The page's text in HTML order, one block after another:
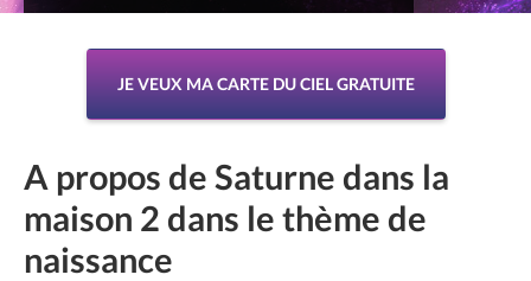
JE VEUX MA CARTE DU CIEL GRATUITE
A propos de Saturne dans la
maison 2 dans le thème de
naissance